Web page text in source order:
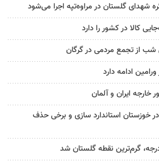
شهدای گلستان در مراوه‌تپه اجرا می‌شود
کالا در کشور را دارد
از تجمع مردمی در گرگان
ادامه دارد
خارجه ایران و آلمان
خوزستان استاندارد سازی و برخی حذف